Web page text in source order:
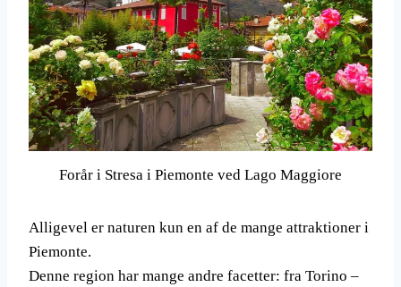
Forår i Stresa i Piemonte ved Lago Maggiore
Alligevel er naturen kun en af de mange attraktioner i
Piemonte.
Denne region har mange andre facetter: fra Torino –